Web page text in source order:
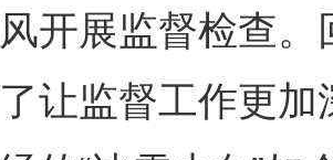
开展监督检查
让监督工作更